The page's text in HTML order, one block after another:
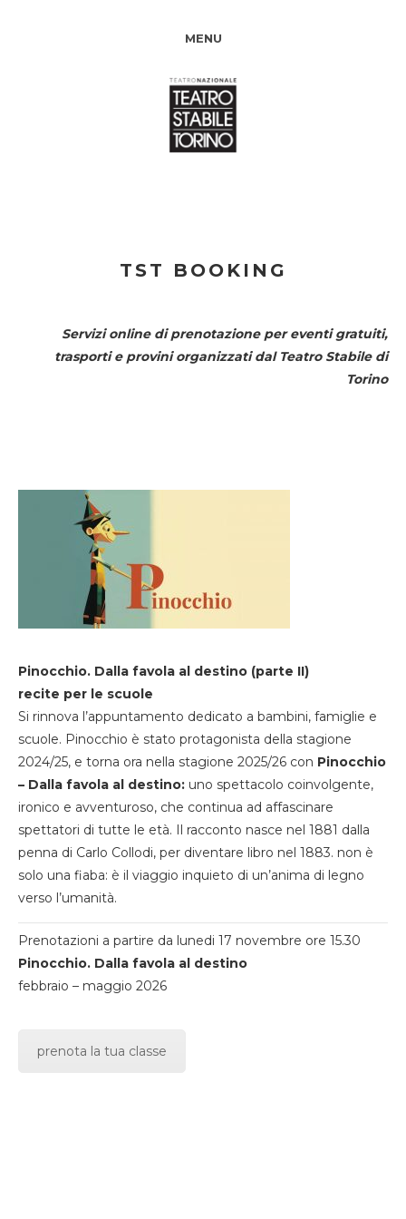
MENU
TST BOOKING
Servizi online di prenotazione per eventi gratuiti,
trasporti e provini organizzati dal Teatro Stabile di
Torino
Pinocchio. Dalla favola al destino (parte II)
recite per le scuole
Si rinnova l’appuntamento dedicato a bambini, famiglie e
scuole. Pinocchio è stato protagonista della stagione
2024/25, e torna ora nella stagione 2025/26 con Pinocchio
– Dalla favola al destino: uno spettacolo coinvolgente,
ironico e avventuroso, che continua ad affascinare
spettatori di tutte le età. Il racconto nasce nel 1881 dalla
penna di Carlo Collodi, per diventare libro nel 1883. non è
solo una fiaba: è il viaggio inquieto di un’anima di legno
verso l’umanità.
Prenotazioni a partire da lunedi 17 novembre ore 15.30
Pinocchio. Dalla favola al destino
febbraio – maggio 2026
prenota la tua classe